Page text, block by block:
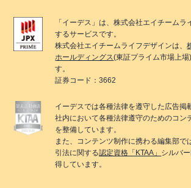
「 イーデス 」は、株式会社エイチームラ
するサービスです。
株式会社エイチームライフデザインは、
ホールディングス(東証プライム市場上
す。
証券コード：3662
イーデスでは各種法律を遵守した広告掲
社内において各種法律遵守のためのコン
を整備しています。
また、コンテンツ制作に携わる編集部で
引法に関する認定資格「KTAA」 シルバ
得しています。